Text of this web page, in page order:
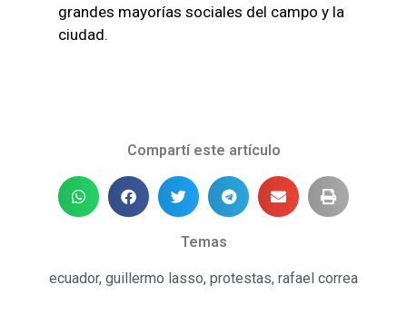
grandes mayorías sociales del campo y la
ciudad.
Compartí este artículo
Temas
ecuador, guillermo lasso, protestas, rafael correa